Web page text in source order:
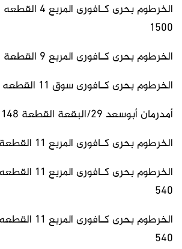
1500
الخرطوم بحرى كـافورى المربع 9 القطعة 510 المساحة 550
الخرطوم بحرى كـافورى سوق 11 القطعه 13 المساحة 375
أمدرمان أبوسعد 29/البقعة القطعة 148 المساحة 400
الخرطوم بحرى كـافورى المربع 11 القطعة 4 المساحة 1600
540
540